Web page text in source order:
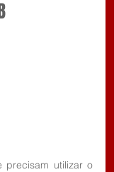
precisam utilizar o